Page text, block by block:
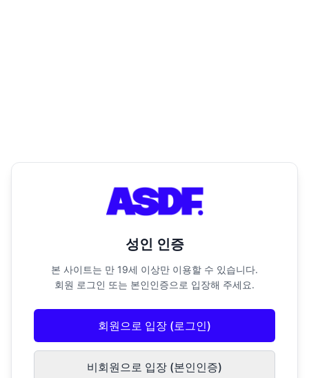
성인 인증
본 사이트는 만 19세 이상만 이용할 수 있습니다.
회원 로그인 또는 본인인증으로 입장해 주세요.
회원으로 입장 (로그인)
비회원으로 입장 (본인인증)